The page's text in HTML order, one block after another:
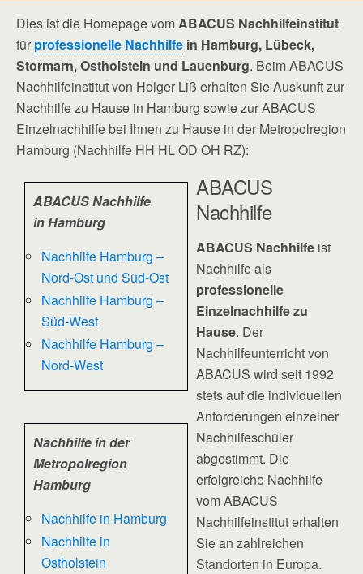
Dies ist die Homepage vomABACUS Nachhilfeinstitut
für professionelle Nachhilfe in Hamburg, Lübeck,
Stormarn, Ostholstein und Lauenburg. Beim ABACUS
Nachhilfeinstitut von Holger Liß erhalten Sie Auskunft zur
Nachhilfe zu Hause in Hamburg sowie zur ABACUS
Einzelnachhilfe bei Ihnen zu Hause in der Metropolregion
Hamburg (Nachhilfe HH HL OD OH RZ):
ABACUS Nachhilfe
in Hamburg
Nachhilfe Hamburg –
Nord-Ost und Süd-Ost
Nachhilfe Hamburg –
Süd-West
Nachhilfe Hamburg –
Nord-West
Nachhilfe in der
Metropolregion
Hamburg
Nachhilfe in Hamburg
Nachhilfe in
Ostholstein
ABACUS
Nachhilfe
ABACUS Nachhilfe ist
Nachhilfe als
professionelle
Einzelnachhilfe zu
Hause. Der
Nachhilfeunterricht von
ABACUS wird seit 1992
stets auf die individuellen
Anforderungen einzelner
Nachhilfeschüler
abgestimmt. Die
erfolgreiche Nachhilfe
vom ABACUS
Nachhilfeinstitut erhalten
Sie an zahlreichen
Standorten in Europa.